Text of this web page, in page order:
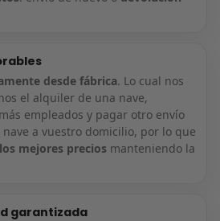
desde fábrica. Lo cual nos
el alquiler de una nave,
empleados y pagar otro envío
a vuestro domicilio, por lo que
los mejores precios manteniendo la
garantizada